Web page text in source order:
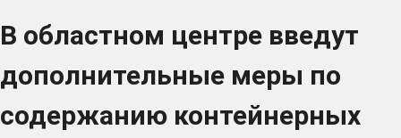
В областном центре введут
дополнительные меры по
содержанию контейнерных